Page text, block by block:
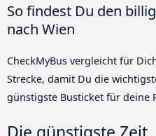
So findest Du den
nach Wien
CheckMyBus vergleicht für
Strecke, damit Du die
günstigste Busticket für deine